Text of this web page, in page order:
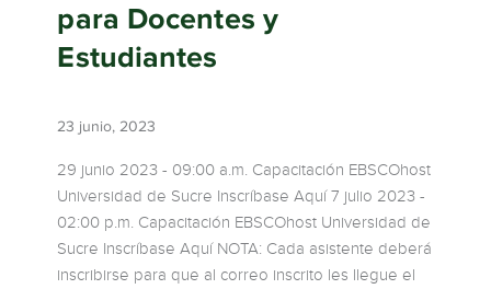
para Docentes y
Estudiantes
23 junio, 2023
29 junio 2023 - 09:00 a.m. Capacitación EBSCOhost
Universidad de Sucre Inscríbase Aquí 7 julio 2023 -
02:00 p.m. Capacitación EBSCOhost Universidad de
Sucre Inscríbase Aquí NOTA: Cada asistente deberá
inscribirse para que al correo inscrito les llegue el